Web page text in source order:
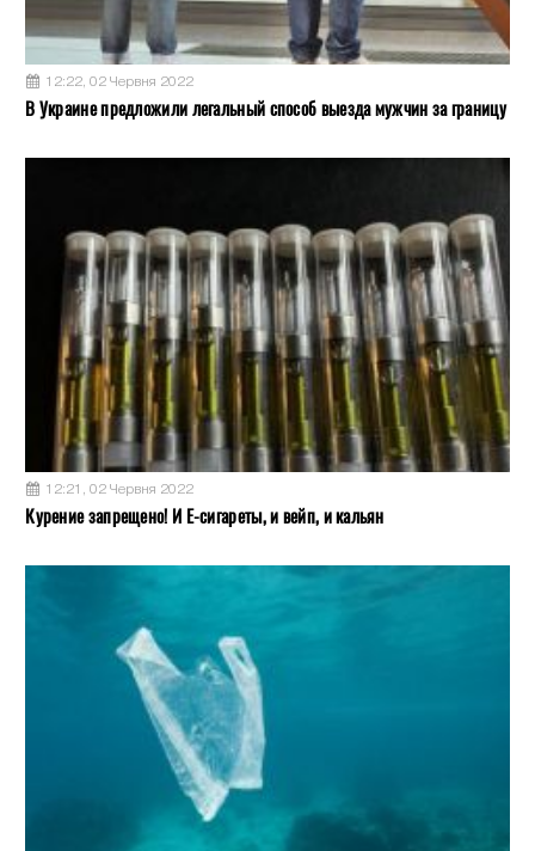
12:22, 02 Червня 2022
В Украине предложили легальный способ выезда мужчин за границу
12:21, 02 Червня 2022
Курение запрещено! И Е-сигареты, и вейп, и кальян